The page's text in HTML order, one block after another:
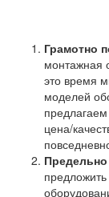
Грамотно
монтажная
это время
моделей
цена/